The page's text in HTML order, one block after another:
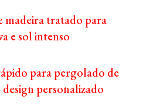
madeira tratado para
e sol intenso
para pergolado de
personalizado